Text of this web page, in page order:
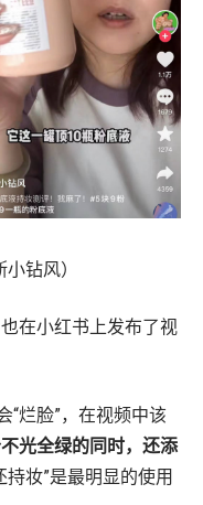
钻风）
在小红书上发布了视
“烂脸”，在视频中该
光全绿的同时，还添
持妆”是最明显的使用